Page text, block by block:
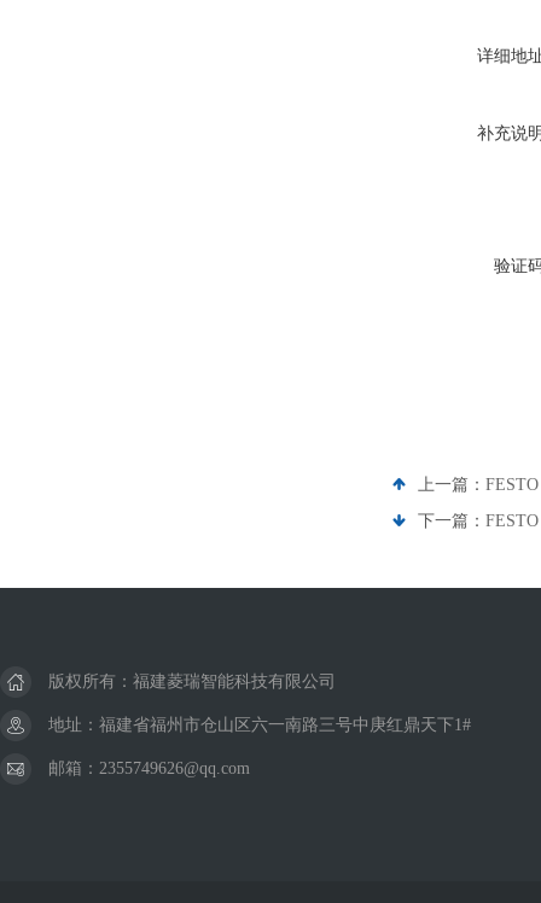
详细地
补充说
验证
上一篇：
下一篇：
版权所有：福建菱瑞智能科技有限公司
地址：福建省福州市仓山区六一南路三号中庚红鼎天下1#
邮箱：2355749626@qq.com